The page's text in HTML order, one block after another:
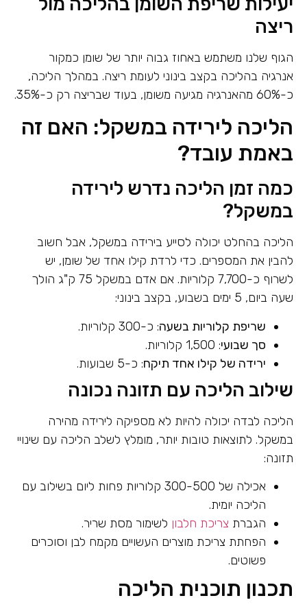
ריצה
הגוף שלנו משתמש באחוז גבוה יותר של שומן כמקור
אנרגיה בהליכה בקצב בינוני לעומת ריצה. במהלך הליכה,
כ-60% מהאנרגיה מגיעה משומן, בעוד שבריצה רק כ-35%.
הליכה לירידה במשקל: האם זה
באמת עובד?
כמה זמן הליכה נדרש לירידה
במשקל?
הליכה בהחלט יכולה לסייע בירידה במשקל, אבל חשוב
להבין את המספרים. כדי לרדת קילו אחד של שומן, יש
לשרוף כ-7,700 קלוריות. אם אדם במשקל 75 ק"ג הולך
שעה ביום, 5 ימים בשבוע, בקצב בינוני:
שריפת קלוריות בשעה: כ-300 קלוריות.
סך שבועי: 1,500 קלוריות.
ירידה של קילו אחד תיקח: כ-5 שבועות.
שילוב הליכה עם תזונה נכונה
הליכה לבדה יכולה להיות לא מספיקה לירידה מהירה
במשקל. לתוצאות טובות יותר, מומלץ לשלב הליכה עם שינויי
תזונה:
אכילה של 300-500 קלוריות פחות ליום בשילוב עם
הליכה יומית.
הגברת צריכת חלבון לשימור מסת שריר.
הפחתת צריכת מוצרים העשויים מקמח לבן וסוכרים
פשוטים.
תכנון תוכנית הליכה